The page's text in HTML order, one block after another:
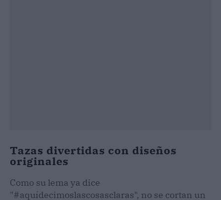
Tazas divertidas con diseños
originales
Como su lema ya dice
"#aquídecimoslascosasclaras", no se cortan un